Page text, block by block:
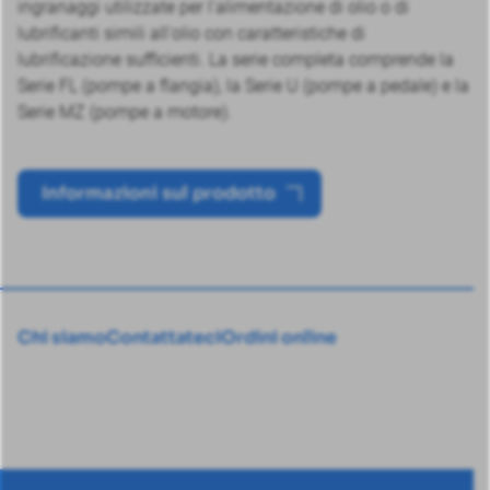
ingranaggi utilizzate per l'alimentazione di olio o di
lubrificanti simili all'olio con caratteristiche di
lubrificazione sufficienti. La serie completa comprende la
Serie FL (pompe a flangia), la Serie U (pompe a pedale) e la
Serie MZ (pompe a motore).
Informazioni sul prodotto
Chi siamoContattateciOrdini online